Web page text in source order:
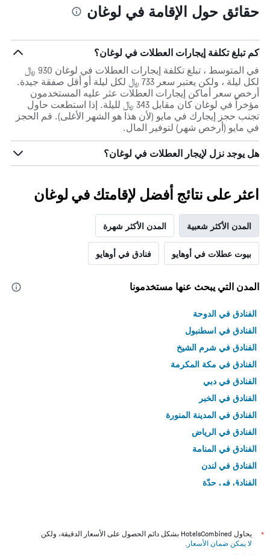
حقائق حول الإقامة في لوغان
كم تبلغ تكلفة إيجارات العطلات في لوغان؟
في المتوسط ، تبلغ تكلفة إيجارات العطلات في لوغان 930 ﷼
لكل ليلة ، ولكن يعتبر سعر 733 ﷼ لكل ليلة أو أقل صفقة جيدة.
أرخص سعر أماكن إيجارات العطلات عثر عليه المستخدمون
مؤخراً في لوغان كان مقابل 343 ﷼ لليلة. إذا استطعت حاول
تجنب حجز إيجارك في مايو (لأن هذا هو الشهر الأغلى). قم الحجز
في مايو (أرخص شهر) لتوفير المال.
هل يوجد نزل لإيجار العطلات في لوغان؟
اعثر على نتائج أفضل لإقامتك في لوغان
المدن الأكثر شعبية المدن الأكثر شهرة
بيوت عطلات في أوهايو فنادق في أوهايو
المدن التي يبحث عنها مستخدمونا
الفنادق في الدوحة
الفنادق في اسطنبول
الفنادق في شرم الشيخ
الفنادق في مكة المكرمة
الفنادق في دبي
الفنادق في الخبر
الفنادق في المدينة المنورة
الفنادق في الرياض
الفنادق في المنامة
الفنادق في لندن
الفنادق في جدّة
*
يحاول HotelsCombined بشكل دائم الحصول على الأسعار الدقيقة، ولكن
لا يمكن ضمان الأسعار .